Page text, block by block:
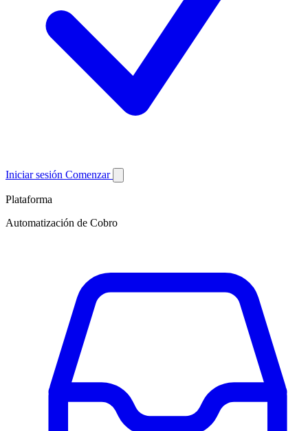
Iniciar sesión Comenzar
Plataforma
Automatización de Cobro